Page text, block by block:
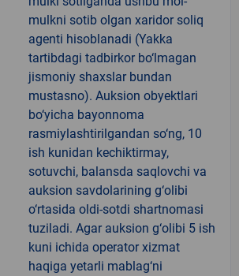
mulkni sotib olgan xaridor soliq
agenti hisoblanadi (Yakka
tartibdagi tadbirkor bo‘lmagan
jismoniy shaxslar bundan
mustasno). Auksion obyektlari
bo‘yicha bayonnoma
rasmiylashtirilgandan so‘ng, 10
ish kunidan kechiktirmay,
sotuvchi, balansda saqlovchi va
auksion savdolarining g‘olibi
o‘rtasida oldi-sotdi shartnomasi
tuziladi. Agar auksion g‘olibi 5 ish
kuni ichida operator xizmat
haqiga yetarli mablag‘ni